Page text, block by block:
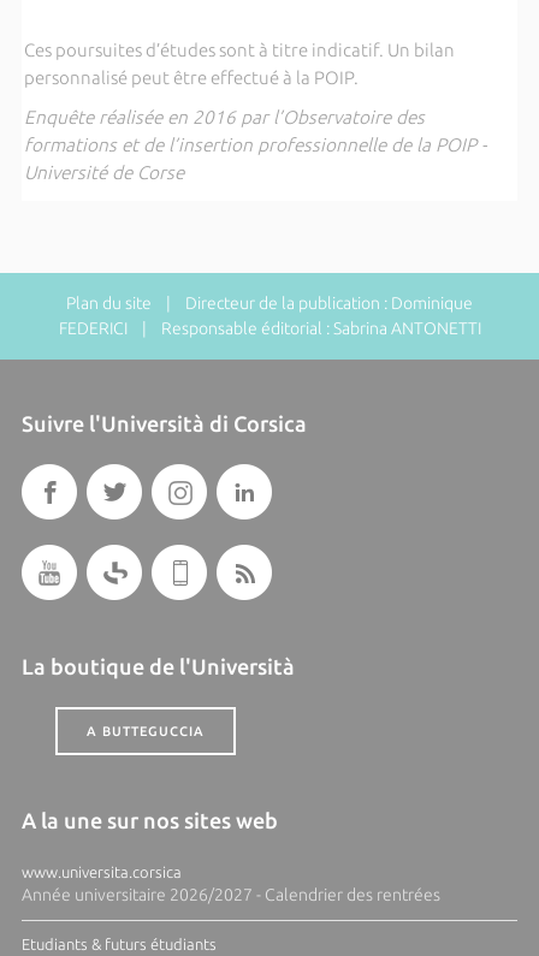
Ces poursuites d’études sont à titre indicatif. Un bilan
personnalisé peut être effectué à la POIP.
Enquête réalisée en 2016 par l’Observatoire des
formations et de l’insertion professionnelle de la POIP -
Université de Corse
Plan du site | Directeur de la publication : Dominique
FEDERICI | Responsable éditorial : Sabrina ANTONETTI
Suivre l'Università di Corsica
La boutique de l'Università
A BUTTEGUCCIA
A la une sur nos sites web
www.universita.corsica
Année universitaire 2026/2027 - Calendrier des rentrées
Etudiants & futurs étudiants